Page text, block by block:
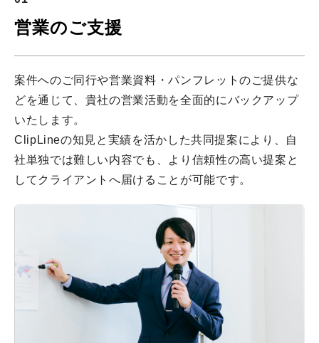
営業のご支援
案件へのご同行や営業資料・パンフレットのご提供な
どを通じて、貴社の営業活動を全面的にバックアップ
いたします。
ClipLineの知見と実績を活かした共同提案により、自
社単独では難しい内容でも、より信頼性の高い提案と
してクライアントへ届けることが可能です。